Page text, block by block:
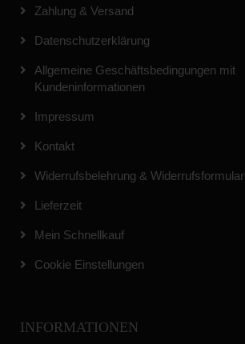
Zahlung & Versand
Datenschutzerklärung
Allgemeine Geschäftsbedingungen mit
Kundeninformationen
Impressum
Kontakt
Widerrufsbelehrung & Widerrufsformular
Lieferzeit
Mein Schnellkauf
Cookie Einstellungen
INFORMATIONEN